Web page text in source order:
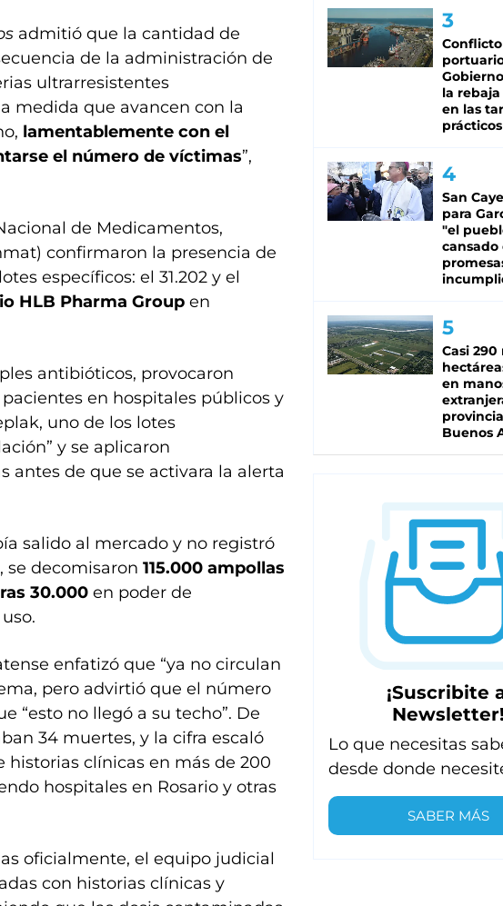
admitió que la cantidad de
de la administración de
ultrarresistentes
medida que avancen con la
lamentablemente con el
el número de víctimas”,
de Medicamentos,
confirmaron la presencia de
específicos: el 31.202 y el
HLB Pharma Group en
antibióticos, provocaron
en hospitales públicos y
uno de los lotes
y se aplicaron
antes de que se activara la alerta
salido al mercado y no registró
se decomisaron 115.000 ampollas
30.000 en poder de
enfatizó que “ya no circulan
pero advirtió que el número
“esto no llegó a su techo”. De
34 muertes, y la cifra escaló
historias clínicas en más de 200
hospitales en Rosario y otras
oficialmente, el equipo judicial
con historias clínicas y
Conflicto
la rebaja
en las
prácticos
San
para
"el
cansado
Casi 290
en
Buenos
¡Suscribite
Lo que necesitas
desde donde
SABER MÁS